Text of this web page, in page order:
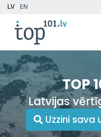
LV EN
TOP
Latvijas
Uzzini